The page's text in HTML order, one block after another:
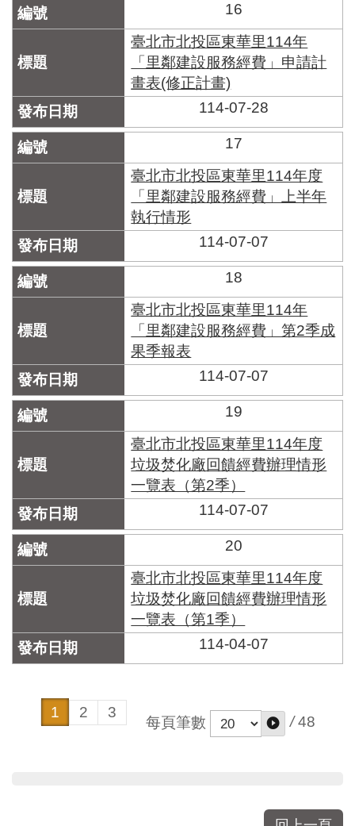
16
臺北市北投區東華里114年
「里鄰建設服務經費」申請計
畫表(修正計畫)
114-07-28
17
臺北市北投區東華里114年度
「里鄰建設服務經費」上半年
執行情形
114-07-07
18
臺北市北投區東華里114年
「里鄰建設服務經費」第2季成
果季報表
114-07-07
19
臺北市北投區東華里114年度
垃圾焚化廠回饋經費辦理情形
一覽表（第2季）
114-07-07
20
臺北市北投區東華里114年度
垃圾焚化廠回饋經費辦理情形
一覽表（第1季）
114-04-07
1 2 3
每頁筆數 / 48